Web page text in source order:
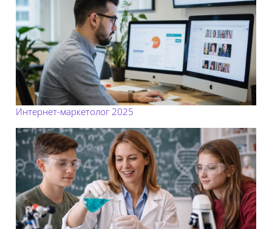
Интернет-маркетолог 2025